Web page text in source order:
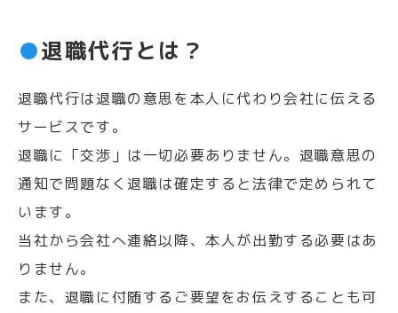
●退職代行とは？
退職代行は退職の意思を本人に代わり会社に伝える
サービスです。
退職に「交渉」は一切必要ありません。退職意思の
通知で問題なく退職は確定すると法律で定められて
います。
当社から会社へ連絡以降、本人が出勤する必要はあ
りません。
また、退職に付随するご要望をお伝えすることも可